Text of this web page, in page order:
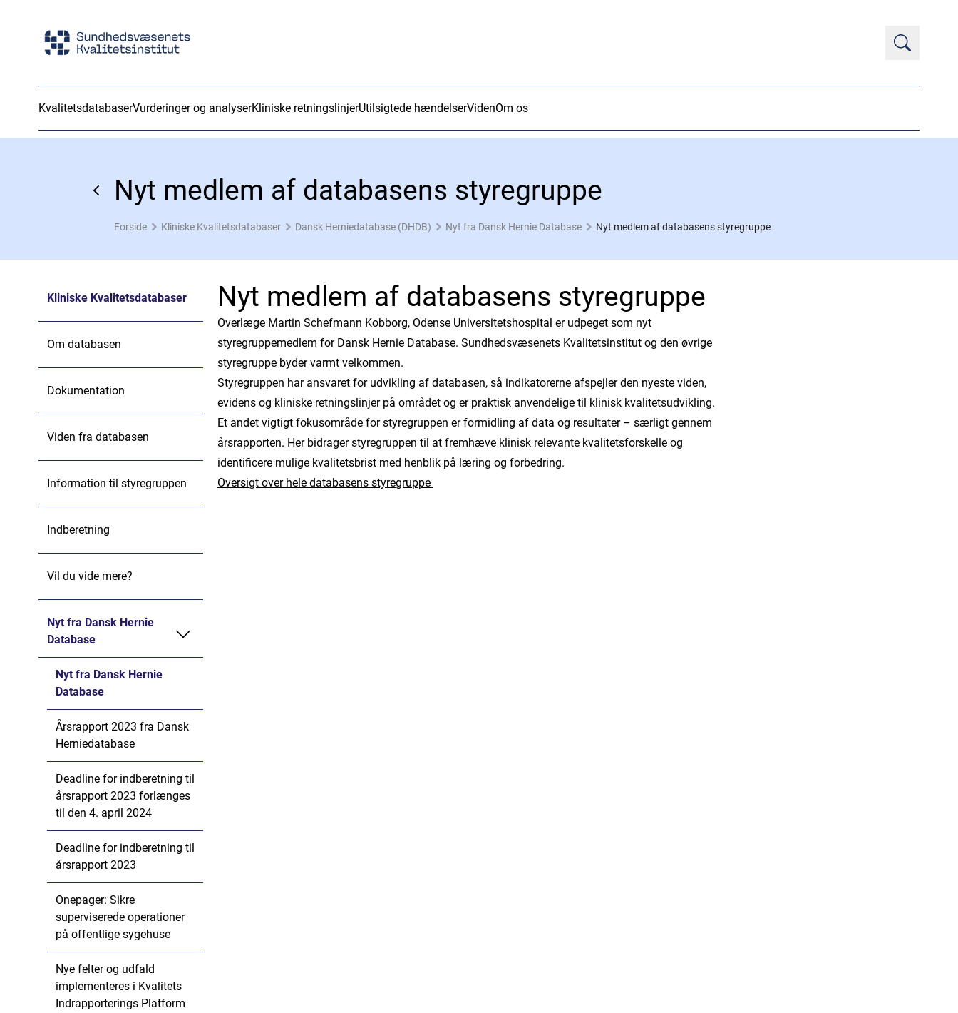
KvalitetsdatabaserVurderinger og analyserKliniske retningslinjerUtilsigtede hændelserVidenOm os
Nyt medlem af databasens styregruppe
Forside Kliniske Kvalitetsdatabaser Dansk Herniedatabase (DHDB) Nyt fra Dansk Hernie Database Nyt medlem af databasens styregruppe
Kliniske Kvalitetsdatabaser
Om databasen
Dokumentation
Viden fra databasen
Information til styregruppen
Indberetning
Vil du vide mere?
Nyt fra Dansk Hernie
Database
Nyt fra Dansk Hernie
Database
Årsrapport 2023 fra Dansk
Herniedatabase
Deadline for indberetning til
årsrapport 2023 forlænges
til den 4. april 2024
Deadline for indberetning til
årsrapport 2023
Onepager: Sikre
superviserede operationer
på offentlige sygehuse
Nye felter og udfald
implementeres i Kvalitets
Indrapporterings Platform
Nyt medlem af databasens styregruppe
Overlæge Martin Schefmann Kobborg, Odense Universitetshospital er udpeget som nyt
styregruppemedlem for Dansk Hernie Database. Sundhedsvæsenets Kvalitetsinstitut og den øvrige
styregruppe byder varmt velkommen.
Styregruppen har ansvaret for udvikling af databasen, så indikatorerne afspejler den nyeste viden,
evidens og kliniske retningslinjer på området og er praktisk anvendelige til klinisk kvalitetsudvikling.
Et andet vigtigt fokusområde for styregruppen er formidling af data og resultater – særligt gennem
årsrapporten. Her bidrager styregruppen til at fremhæve klinisk relevante kvalitetsforskelle og
identificere mulige kvalitetsbrist med henblik på læring og forbedring.
Oversigt over hele databasens styregruppe